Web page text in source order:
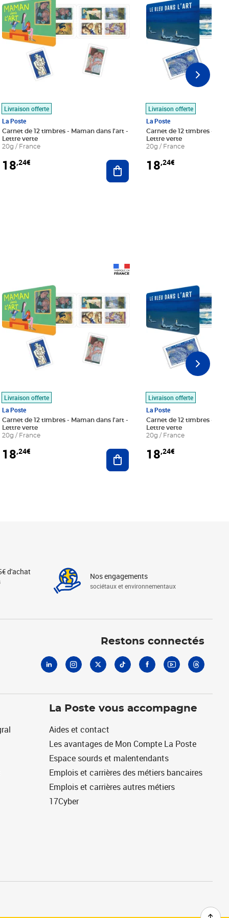
au panier
Livraison offerte
La Poste
Carnet de 12 timbres - Maman dans l'art -
Lettre verte
20g / France
18,24€ Ajouter au panier
Livraison offerte
La Poste
Carnet de 12 timbres - Le
Lettre verte
20g / France
18,24€
au panier
Livraison offerte
La Poste
Carnet de 12 timbres - Maman dans l'art -
Lettre verte
20g / France
18,24€ Ajouter au panier
Livraison offerte
La Poste
Carnet de 12 timbres - Le
Lettre verte
20g / France
18,24€
d'achat Nos engagements
sociétaux et environnementaux
Restons connectés
La Poste vous accompagne
Aides et contact
Les avantages de Mon Compte La Poste
Espace sourds et malentendants
Emplois et carrières des métiers bancaires
Emplois et carrières autres métiers
17Cyber